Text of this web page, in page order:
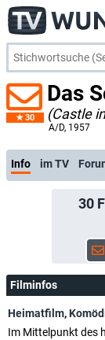
30
Das
(Castle
A/D, 1957
Info im TV
30
Filminfos
Heimatfilm,
Im Mittelpunkt des